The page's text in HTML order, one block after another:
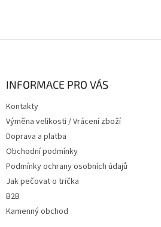
INFORMACE PRO VÁS
Kontakty
Výměna velikosti / Vrácení zboží
Doprava a platba
Obchodní podmínky
Podmínky ochrany osobních údajů
Jak pečovat o trička
B2B
Kamenný obchod